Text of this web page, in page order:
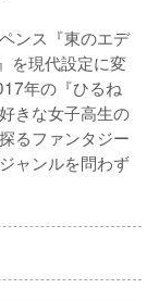
ンス『東のエデ
を現代設定に変
年の『ひるね
きな女子高生の
るファンタジー
ャンルを問わず